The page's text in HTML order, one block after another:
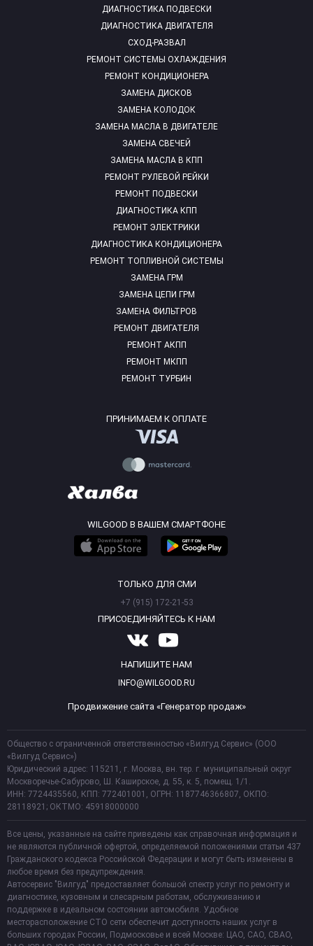
ДИАГНОСТИКА ПОДВЕСКИ
ДИАГНОСТИКА ДВИГАТЕЛЯ
СХОД-РАЗВАЛ
РЕМОНТ СИСТЕМЫ ОХЛАЖДЕНИЯ
РЕМОНТ КОНДИЦИОНЕРА
ЗАМЕНА ДИСКОВ
ЗАМЕНА КОЛОДОК
ЗАМЕНА МАСЛА В ДВИГАТЕЛЕ
ЗАМЕНА СВЕЧЕЙ
ЗАМЕНА МАСЛА В КПП
РЕМОНТ РУЛЕВОЙ РЕЙКИ
РЕМОНТ ПОДВЕСКИ
ДИАГНОСТИКА КПП
РЕМОНТ ЭЛЕКТРИКИ
ДИАГНОСТИКА КОНДИЦИОНЕРА
РЕМОНТ ТОПЛИВНОЙ СИСТЕМЫ
ЗАМЕНА ГРМ
ЗАМЕНА ЦЕПИ ГРМ
ЗАМЕНА ФИЛЬТРОВ
РЕМОНТ ДВИГАТЕЛЯ
РЕМОНТ АКПП
РЕМОНТ МКПП
РЕМОНТ ТУРБИН
ПРИНИМАЕМ К ОПЛАТЕ
WILGOOD В ВАШЕМ СМАРТФОНЕ
ТОЛЬКО ДЛЯ СМИ
+7 (915) 172-21-53
ПРИСОЕДИНЯЙТЕСЬ К НАМ
НАПИШИТЕ НАМ
INFO@WILGOOD.RU
Продвижение сайта «Генератор продаж»
Общество с ограниченной ответственностью «Вилгуд Сервис» (ООО
«Вилгуд Сервис»)
Юридический адрес: 115211, г. Москва, вн. тер. г. муниципальный округ
Москворечье-Сабурово, Ш. Каширское, д. 55, к. 5, помещ. 1/1.
ИНН: 7724435560, КПП: 772401001, ОГРН: 1187746366807, ОКПО:
28118921; ОКТМО: 45918000000
Все цены, указанные на сайте приведены как справочная информация и
не являются публичной офертой, определяемой положениями статьи 437
Гражданского кодекса Российской Федерации и могут быть изменены в
любое время без предупреждения.
Автосервис "Вилгуд" предоставляет большой спектр услуг по ремонту и
диагностике, кузовным и слесарным работам, обслуживанию и
поддержке в идеальном состоянии автомобиля. Удобное
месторасположение СТО сети обеспечит доступность наших услуг в
больших городах России, Подмосковье и всей Москве: ЦАО, САО, СВАО,